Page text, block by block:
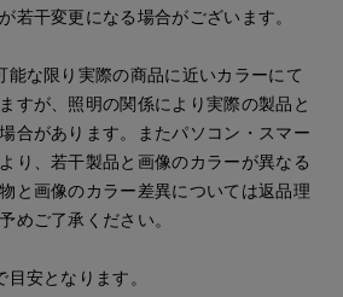
若干変更になる場合がございます。
能な限り実際の商品に近いカラーにて
すが、照明の関係により実際の製品と
合があります。またパソコン・スマー
り、若干製品と画像のカラーが異なる
と画像のカラー差異については返品理
めご了承ください。
安となります。